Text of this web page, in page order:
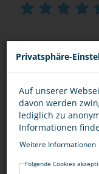
DIESEN
Privatsphäre-
Auf unserer
davon werden
lediglich zu
Informationen
Weitere Informationen
Folgende Cookies